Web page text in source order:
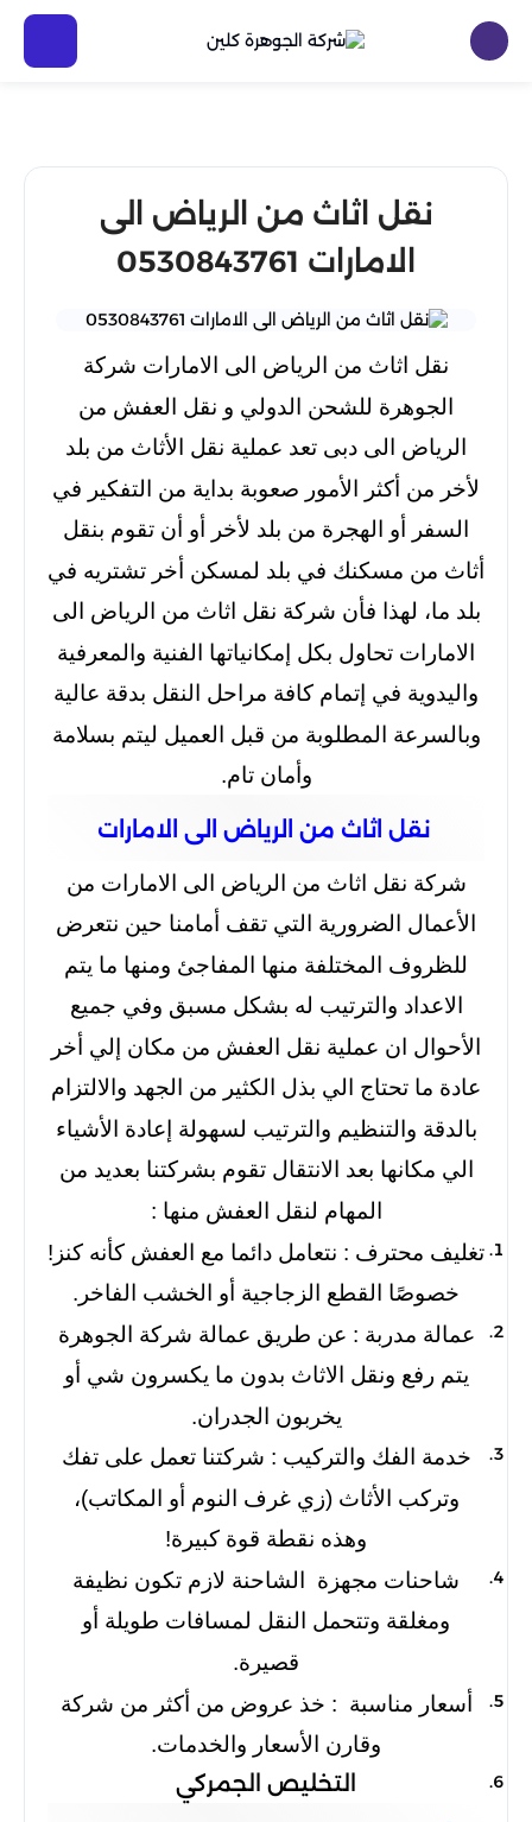
نقل اثاث من الرياض الى
الامارات 0530843761
نقل اثاث من الرياض الى الامارات شركة
الجوهرة للشحن الدولي و نقل العفش من
الرياض الى دبى تعد عملية نقل الأثاث من بلد
لأخر من أكثر الأمور صعوبة بداية من التفكير في
السفر أو الهجرة من بلد لأخر أو أن تقوم بنقل
أثاث من مسكنك في بلد لمسكن أخر تشتريه في
بلد ما، لهذا فأن شركة نقل اثاث من الرياض الى
الامارات تحاول بكل إمكانياتها الفنية والمعرفية
واليدوية في إتمام كافة مراحل النقل بدقة عالية
وبالسرعة المطلوبة من قبل العميل ليتم بسلامة
وأمان تام.
نقل اثاث من الرياض الى الامارات
شركة نقل اثاث من الرياض الى الامارات من
الأعمال الضرورية التي تقف أمامنا حين نتعرض
للظروف المختلفة منها المفاجئ ومنها ما يتم
الاعداد والترتيب له بشكل مسبق وفي جميع
الأحوال ان عملية نقل العفش من مكان إلي أخر
عادة ما تحتاج الي بذل الكثير من الجهد والالتزام
بالدقة والتنظيم والترتيب لسهولة إعادة الأشياء
الي مكانها بعد الانتقال تقوم بشركتنا بعديد من
المهام لنقل العفش منها :
تغليف محترف : نتعامل دائما مع العفش كأنه كنز!
خصوصًا القطع الزجاجية أو الخشب الفاخر.
عمالة مدربة : عن طريق عمالة شركة الجوهرة
يتم رفع ونقل الاثاث بدون ما يكسرون شي أو
يخربون الجدران.
خدمة الفك والتركيب : شركتنا تعمل على تفك
وتركب الأثاث (زي غرف النوم أو المكاتب)،
وهذه نقطة قوة كبيرة!
شاحنات مجهزة الشاحنة لازم تكون نظيفة
ومغلقة وتتحمل النقل لمسافات طويلة أو
قصيرة.
أسعار مناسبة : خذ عروض من أكثر من شركة
وقارن الأسعار والخدمات.
التخليص الجمركي